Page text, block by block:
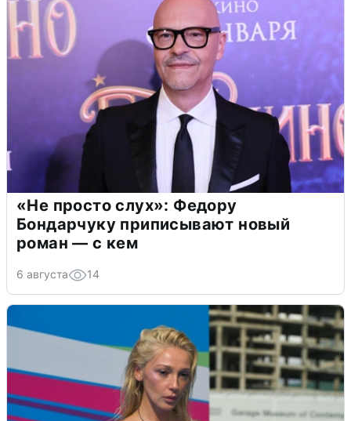
«Не просто слух»: Федору
Бондарчуку приписывают новый
роман — с кем
6 августа 14